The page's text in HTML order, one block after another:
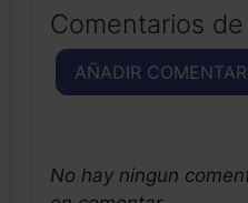
Comentarios
AÑADIR
No hay ningun